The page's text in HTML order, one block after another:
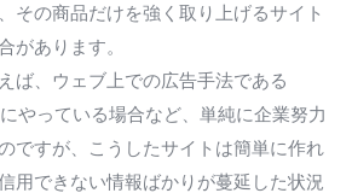
その商品だけを強く取り上げるサイト
があります。
ば、ウェブ上での広告手法である
やっている場合など、単純に企業努力
ですが、こうしたサイトは簡単に作れ
用できない情報ばかりが蔓延した状況